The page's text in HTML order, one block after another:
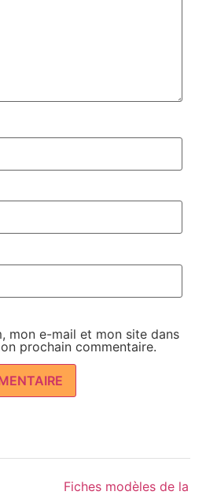
mon e-mail et mon site dans
prochain commentaire.